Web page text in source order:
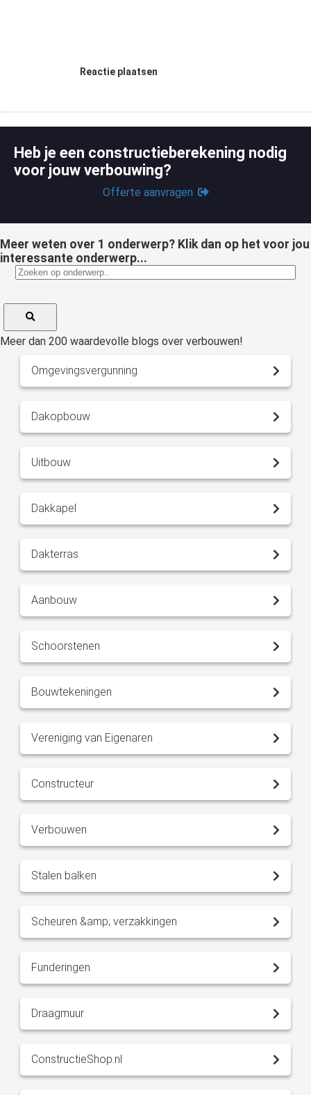
Reactie plaatsen
Heb je een constructieberekening nodig
voor jouw verbouwing?
Offerte aanvragen
Meer weten over 1 onderwerp? Klik dan op het voor jou
interessante onderwerp...
Meer dan 200 waardevolle blogs over verbouwen!
Omgevingsvergunning
Dakopbouw
Uitbouw
Dakkapel
Dakterras
Aanbouw
Schoorstenen
Bouwtekeningen
Vereniging van Eigenaren
Constructeur
Verbouwen
Stalen balken
Scheuren &amp; verzakkingen
Funderingen
Draagmuur
ConstructieShop.nl